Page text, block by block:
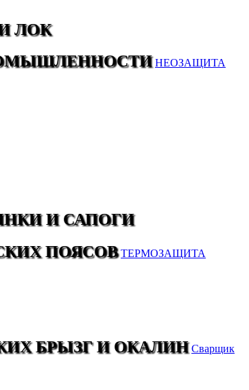
ЛОК
НЕОЗАЩИТА
И САПОГИ
ПОЯСОВ ТЕРМОЗАЩИТА
БРЫЗГ И ОКАЛИН Сварщик